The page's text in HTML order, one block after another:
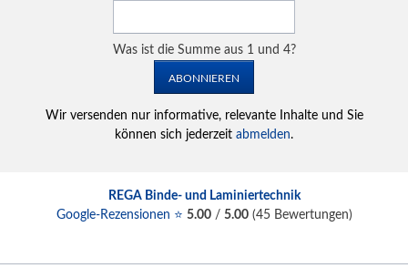
Was ist die Summe aus 1 und 4?
ABONNIEREN
Wir versenden nur informative, relevante Inhalte und Sie
können sich jederzeit abmelden.
REGA Binde- und Laminiertechnik
Google-Rezensionen ⭐ 5.00/ 5.00(45Bewertungen)